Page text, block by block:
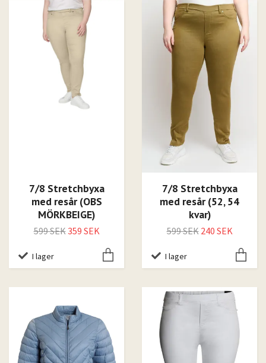
7/8 Stretchbyxa
med resår (OBS
MÖRKBEIGE)
599 SEK359 SEK
I lager
7/8 Stretchbyxa
med resår (52, 54
kvar)
599 SEK 240 SEK
I lager